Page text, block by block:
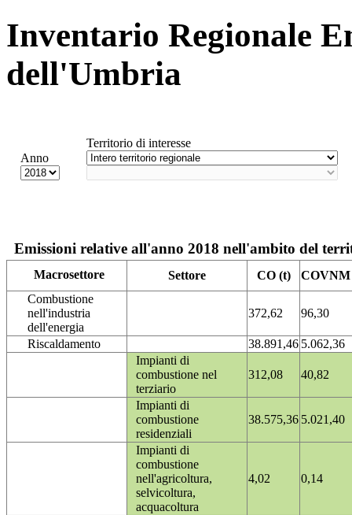
Inventario Regionale
dell'Umbria
Anno
Territorio di interesse
Emissioni relative all'anno 2018 nell'ambito del
Macrosettore Settore CO (t)
COVNM
Combustione
nell'industria
dell'energia
372,62 96,30
Riscaldamento 38.891,46 5.062,36
Impianti di
combustione nel
terziario
312,08 40,82
Impianti di
combustione
residenziali
38.575,36 5.021,40
Impianti di
combustione
nell'agricoltura,
selvicoltura,
acquacoltura
4,02 0,14